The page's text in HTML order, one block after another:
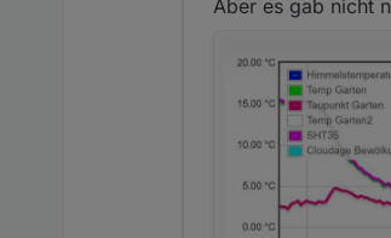
Aber es gab nicht